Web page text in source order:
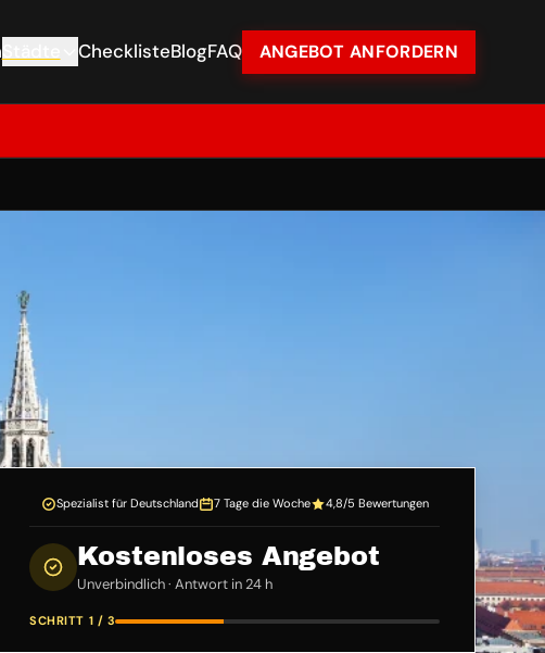
ChecklisteBlogFAQ ANGEBOT ANFORDERN
Spezialist für Deutschland 7 Tage die Woche 4,8/5 Bewertungen
Kostenloses Angebot
Unverbindlich · Antwort in 24 h
SCHRITT 1 / 3